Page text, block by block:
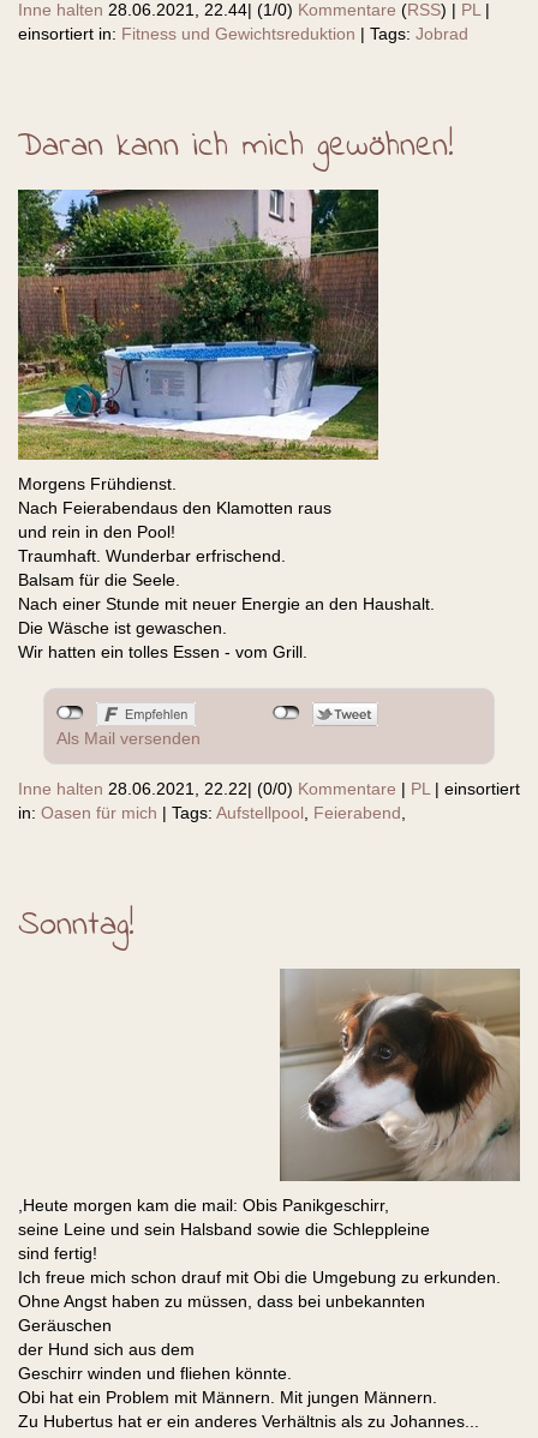
Inne halten 28.06.2021, 22.44| (1/0) Kommentare (RSS) | PL |
einsortiert in: Fitness und Gewichtsreduktion | Tags: Jobrad
Daran kann ich mich gewöhnen!
Morgens Frühdienst.
Nach Feierabendaus den Klamotten raus
und rein in den Pool!
Traumhaft. Wunderbar erfrischend.
Balsam für die Seele.
Nach einer Stunde mit neuer Energie an den Haushalt.
Die Wäsche ist gewaschen.
Wir hatten ein tolles Essen - vom Grill.
Als Mail versenden
Inne halten 28.06.2021, 22.22| (0/0) Kommentare | PL | einsortiert
in: Oasen für mich | Tags: Aufstellpool Feierabend
Sonntag!
,Heute morgen kam die mail: Obis Panikgeschirr,
seine Leine und sein Halsband sowie die Schleppleine
sind fertig!
Ich freue mich schon drauf mit Obi die Umgebung zu erkunden.
Ohne Angst haben zu müssen, dass bei unbekannten
Geräuschen
der Hund sich aus dem
Geschirr winden und fliehen könnte.
Obi hat ein Problem mit Männern. Mit jungen Männern.
Zu Hubertus hat er ein anderes Verhältnis als zu Johannes...